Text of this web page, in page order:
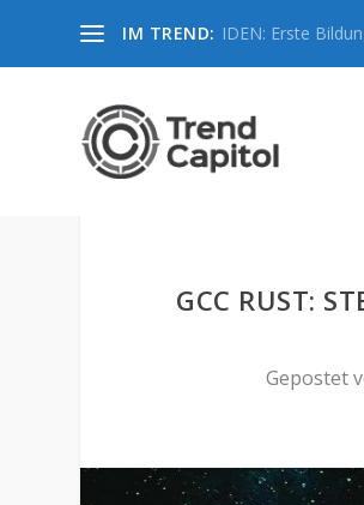
IM TREND: IDEN: Erste
GCC RUST:
Gepostet